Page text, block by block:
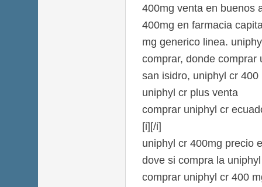
400mg venta en buenos
400mg en farmacia
mg generico linea.
comprar, donde comprar
san isidro, uniphyl cr
uniphyl cr plus venta
comprar uniphyl cr
[i][/i]
uniphyl cr 400mg precio
dove si compra la
comprar uniphyl cr 400